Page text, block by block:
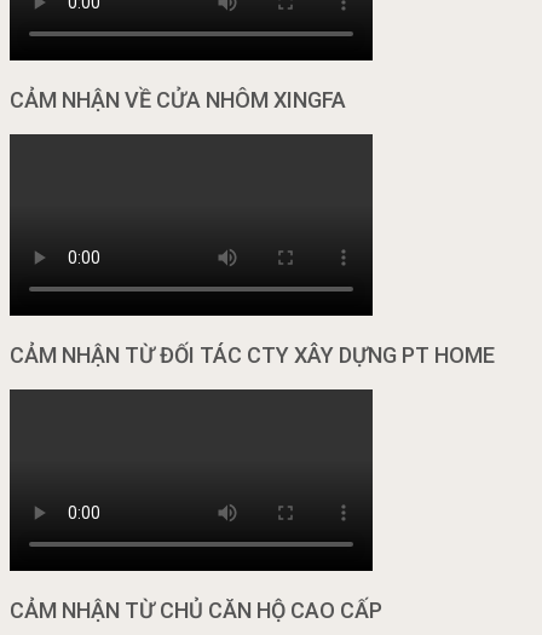
CẢM NHẬN VỀ CỬA NHÔM XINGFA
CẢM NHẬN TỪ ĐỐI TÁC CTY XÂY DỰNG PT HOME
CẢM NHẬN TỪ CHỦ CĂN HỘ CAO CẤP